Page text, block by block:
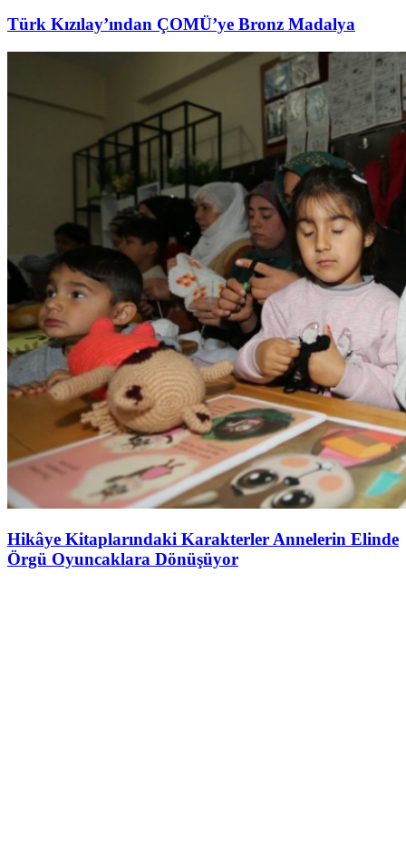
Türk Kızılay’ından ÇOMÜ’ye Bronz Madalya
Hikâye Kitaplarındaki Karakterler Annelerin Elinde
Örgü Oyuncaklara Dönüşüyor